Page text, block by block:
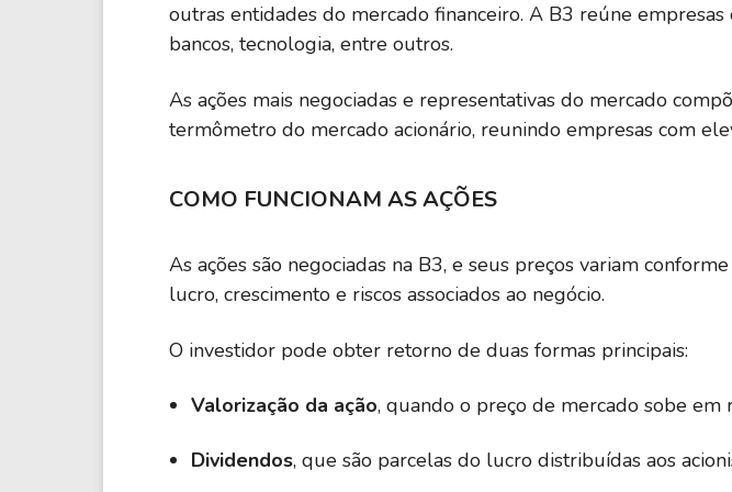
outras entidades do mercado financeiro. A B3 reúne
bancos, tecnologia, entre outros.
As ações mais negociadas e representativas do mercado
termômetro do mercado acionário, reunindo empresas com
COMO FUNCIONAM AS AÇÕES
As ações são negociadas na B3, e seus preços variam
lucro, crescimento e riscos associados ao negócio.
O investidor pode obter retorno de duas formas principais:
Valorização da ação, quando o preço de mercado sobe em
Dividendos, que são parcelas do lucro distribuídas aos